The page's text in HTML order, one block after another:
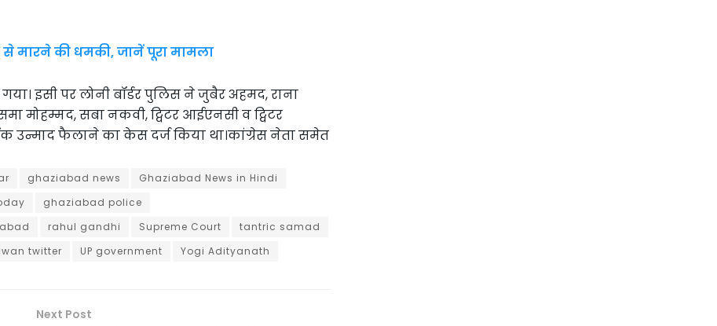
मारने की धमकी, जानें पूरा मामला
इसी पर लोनी बॉर्डर पुलिस ने जुबैर अहमद, राना
मोहम्मद, सबा नकवी, ट्विटर आईएनसी व ट्विटर
उन्माद फैलाने का केस दर्ज किया था।कांग्रेस नेता समेत
ghaziabad news
Ghaziabad News in Hindi
ghaziabad police
rahul gandhi Supreme Court
tantric samad
twitter UP government Yogi Adityanath
Next Post